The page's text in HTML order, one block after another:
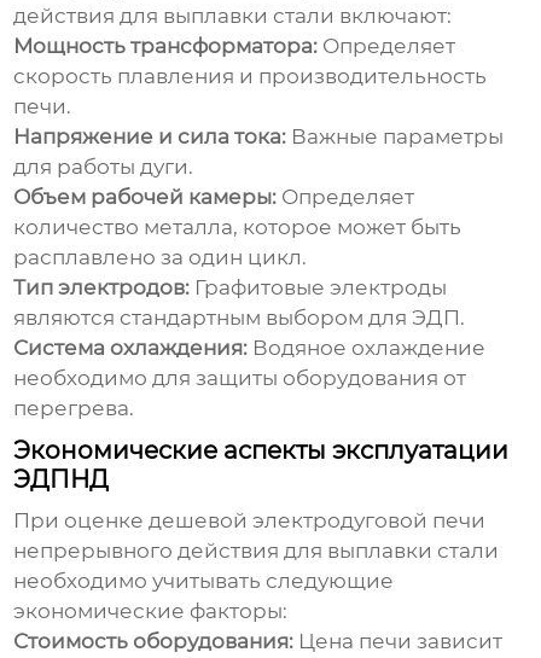
действия для выплавки стали включают:
Мощность трансформатора: Определяет
скорость плавления и производительность
печи.
Напряжение и сила тока: Важные параметры
для работы дуги.
Объем рабочей камеры: Определяет
количество металла, которое может быть
расплавлено за один цикл.
Тип электродов: Графитовые электроды
являются стандартным выбором для ЭДП.
Система охлаждения: Водяное охлаждение
необходимо для защиты оборудования от
перегрева.
Экономические аспекты эксплуатации
ЭДПНД
При оценкедешевой электродуговой печи
непрерывного действия для выплавки стали
необходимо учитывать следующие
экономические факторы:
Стоимость оборудования: Цена печи зависит